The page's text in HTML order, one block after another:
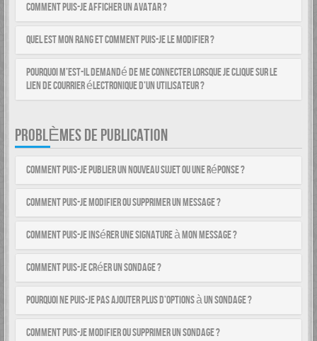
Comment puis-je afficher un avatar ?
Quel est mon rang et comment puis-je le modifier ?
Pourquoi m’est-il demandé de me connecter lorsque je clique sur le
lien de courrier électronique d’un utilisateur ?
PROBLÈMES DE PUBLICATION
Comment puis-je publier un nouveau sujet ou une réponse ?
Comment puis-je modifier ou supprimer un message ?
Comment puis-je insérer une signature à mon message ?
Comment puis-je créer un sondage ?
Pourquoi ne puis-je pas ajouter plus d’options à un sondage ?
Comment puis-je modifier ou supprimer un sondage ?